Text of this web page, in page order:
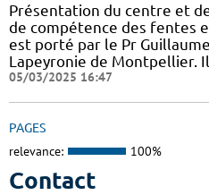
Présentation du centre et
de compétence des fentes
est porté par le Pr Guillaume
Lapeyronie de Montpellier.
05/03/2025 16:47
PAGES
relevance: 100%
Contact